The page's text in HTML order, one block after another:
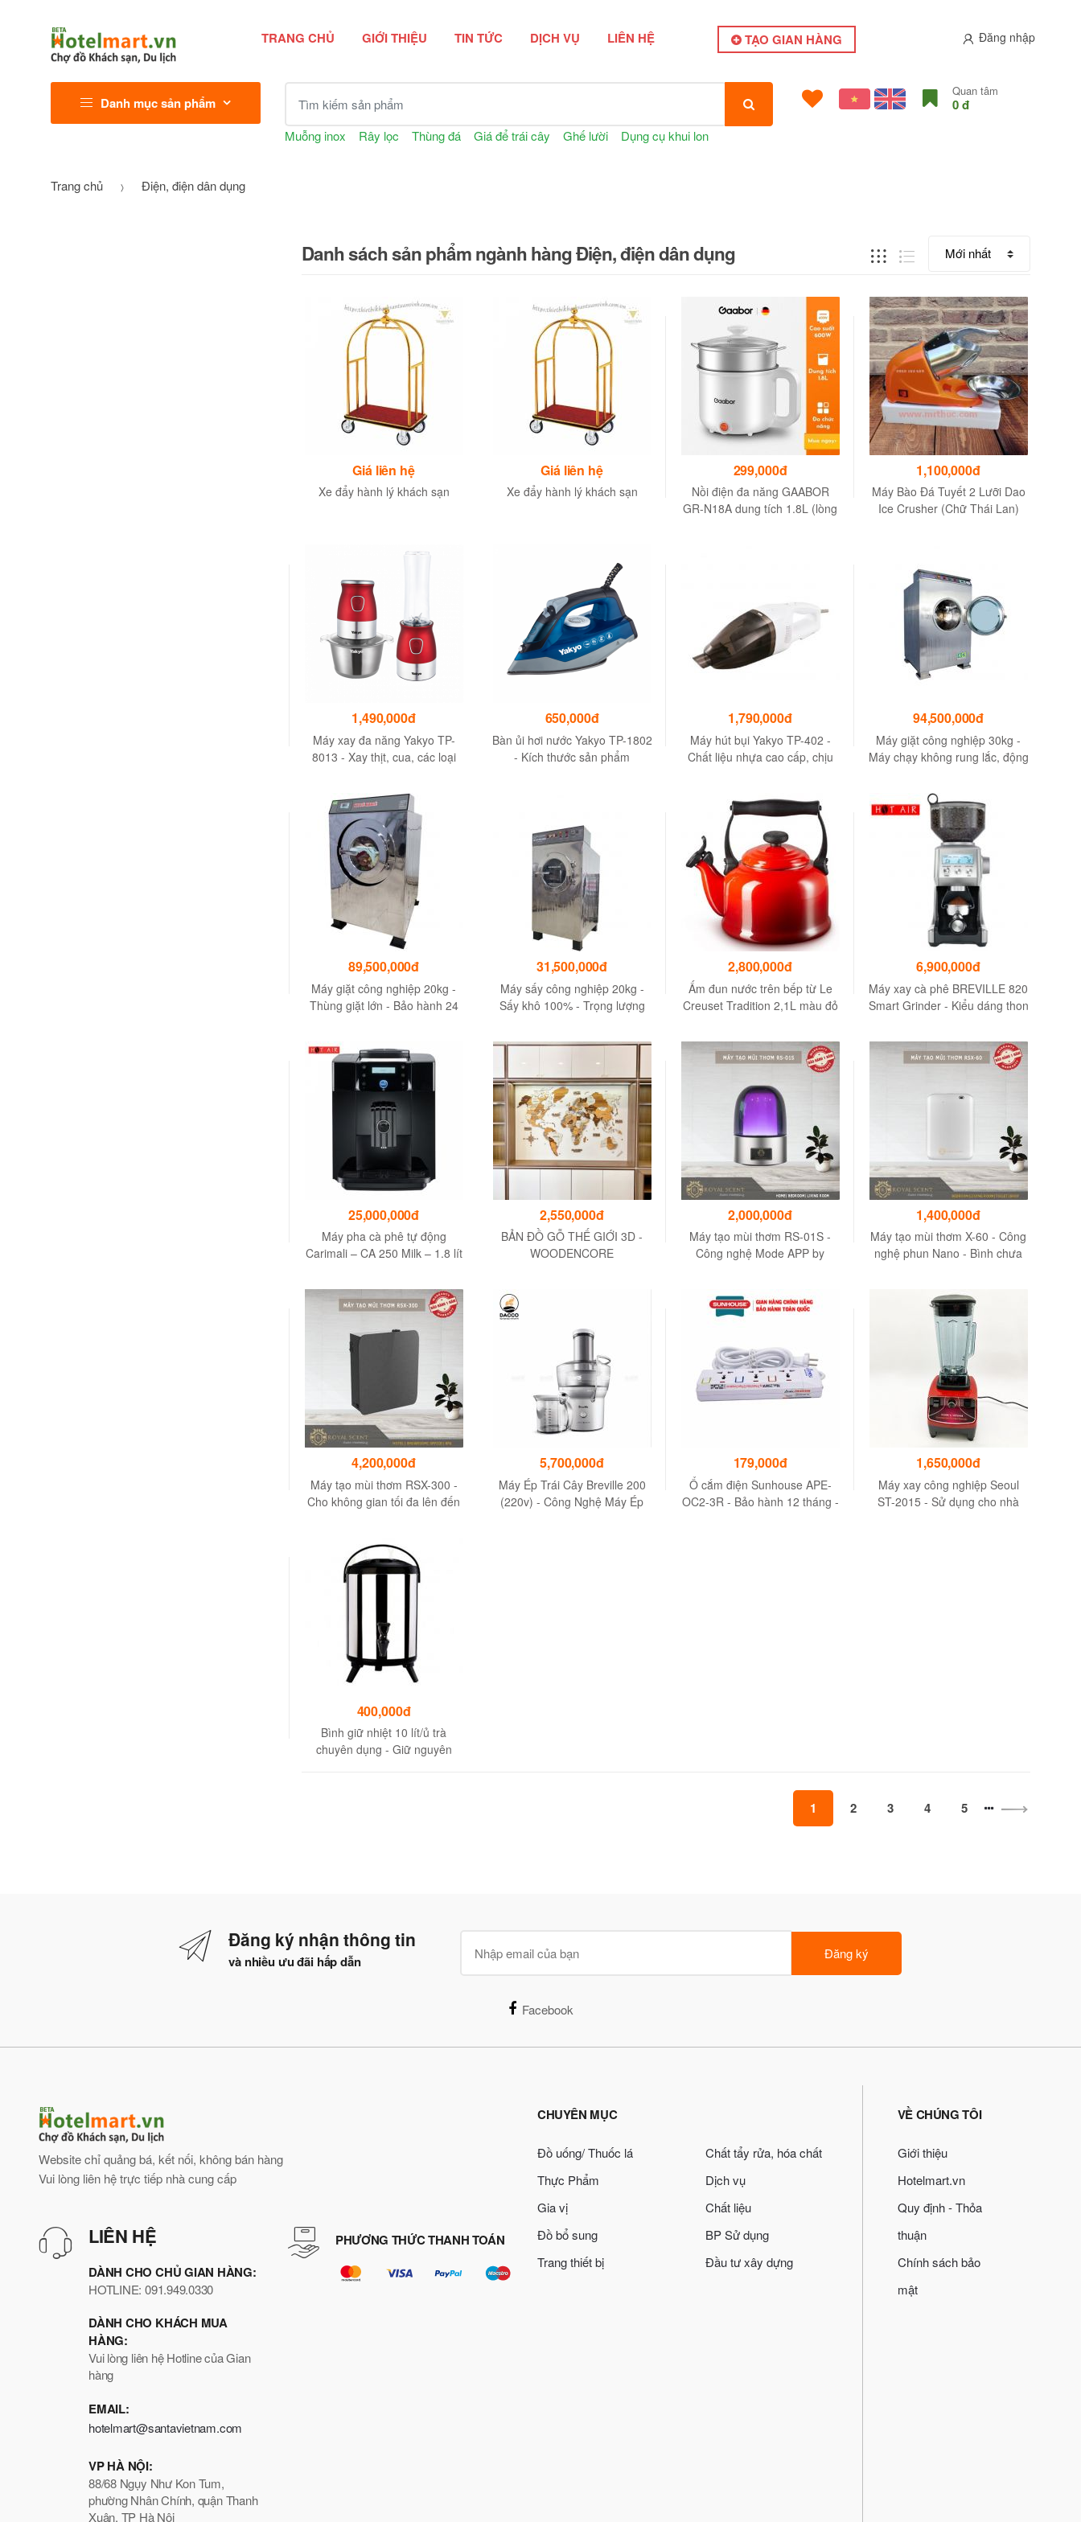
TRANG CHỦ GIỚI THIỆU TIN TỨC DỊCH VỤ LIÊN HỆ TẠO GIAN HÀNG Đăng nhập
Danh mục sản phẩm
Muỗng inox Rây lọc Thùng đá Giá để trái cây Ghế lười Dụng cụ khui lon
Quan tâm
0 đ
Trang chủ Điện, điện dân dụng
Danh sách sản phẩm ngành hàng Điện, điện dân dụng
Giá liên hệ
Xe đẩy hành lý khách sạn
Giá liên hệ
Xe đẩy hành lý khách sạn
299,000đ
Nồi điện đa năng GAABOR
GR-N18A dung tích 1.8L (lòng
1,100,000đ
Máy Bào Đá Tuyết 2 Lưỡi Dao
Ice Crusher (Chữ Thái Lan)
1,490,000đ
Máy xay đa năng Yakyo TP-
8013 - Xay thịt, cua, các loại
650,000đ
Bàn ủi hơi nước Yakyo TP-1802
- Kích thước sản phẩm
1,790,000đ
Máy hút bụi Yakyo TP-402 -
Chất liệu nhựa cao cấp, chịu
94,500,000đ
Máy giặt công nghiệp 30kg -
Máy chạy không rung lắc, động
89,500,000đ
Máy giặt công nghiệp 20kg -
Thùng giặt lớn - Bảo hành 24
31,500,000đ
Máy sấy công nghiệp 20kg -
Sấy khô 100% - Trọng lượng
2,800,000đ
Ấm đun nước trên bếp từ Le
Creuset Tradition 2,1L màu đỏ
6,900,000đ
Máy xay cà phê BREVILLE 820
Smart Grinder - Kiểu dáng thon
vừa và nhỏ
25,000,000đ
Máy pha cà phê tự động
Carimali – CA 250 Milk – 1.8 lít
2,550,000đ
BẢN ĐỒ GỖ THẾ GIỚI 3D -
WOODENCORE
2,000,000đ
Máy tạo mùi thơm RS-01S -
Công nghệ Mode APP by
1,400,000đ
Máy tạo mùi thơm X-60 - Công
nghệ phun Nano - Bình chưa
4,200,000đ
Máy tạo mùi thơm RSX-300 -
Cho không gian tối đa lên đến
5,700,000đ
Máy Ép Trái Cây Breville 200
(220v) - Công Nghệ Máy Ép
179,000đ
Ổ cắm điện Sunhouse APE-
OC2-3R - Bảo hành 12 tháng -
1,650,000đ
Máy xay công nghiệp Seoul
ST-2015 - Sử dụng cho nhà
400,000đ
Bình giữ nhiệt 10 lít/ủ trà
chuyên dụng - Giữ nguyên
1 2 3 4 5
Đăng ký nhận thông tin
và nhiều ưu đãi hấp dẫn Đăng ký
Facebook
Website chỉ quảng bá, kết nối, không bán hàng
Vui lòng liên hệ trực tiếp nhà cung cấp
LIÊN HỆ
DÀNH CHO CHỦ GIAN HÀNG:
HOTLINE: 091.949.0330
DÀNH CHO KHÁCH MUA
HÀNG:
Vui lòng liên hệ Hotline của Gian
hàng
EMAIL:
hotelmart@santavietnam.com
VP HÀ NỘI:
88/68 Ngụy Như Kon Tum,
phường Nhân Chính, quận Thanh
Xuân, TP Hà Nội
PHƯƠNG THỨC THANH TOÁN
CHUYÊN MỤC
Đồ uống/ Thuốc lá
Thực Phẩm
Gia vị
Đồ bổ sung
Trang thiết bị
Chất tẩy rửa, hóa chất
Dịch vụ
Chất liệu
BP Sử dụng
Đầu tư xây dựng
VỀ CHÚNG TÔI
Giới thiệu
Hotelmart.vn
Quy định - Thỏa
thuận
Chính sách bảo
mật